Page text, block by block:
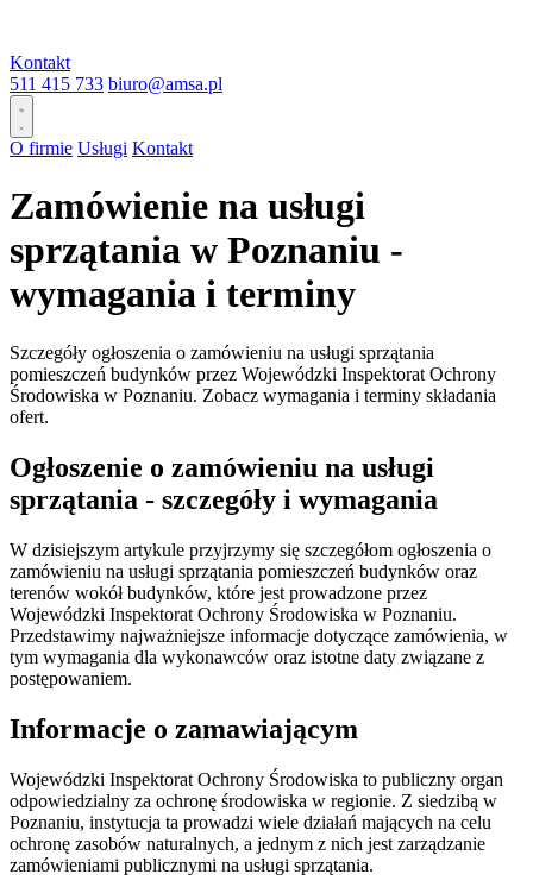
Kontakt
511 415 733 biuro@amsa.pl
O firmie Usługi Kontakt
Zamówienie na usługi
sprzątania w Poznaniu -
wymagania i terminy
Szczegóły ogłoszenia o zamówieniu na usługi sprzątania
pomieszczeń budynków przez Wojewódzki Inspektorat Ochrony
Środowiska w Poznaniu. Zobacz wymagania i terminy składania
ofert.
Ogłoszenie o zamówieniu na usługi
sprzątania - szczegóły i wymagania
W dzisiejszym artykule przyjrzymy się szczegółom ogłoszenia o
zamówieniu na usługi sprzątania pomieszczeń budynków oraz
terenów wokół budynków, które jest prowadzone przez
Wojewódzki Inspektorat Ochrony Środowiska w Poznaniu.
Przedstawimy najważniejsze informacje dotyczące zamówienia, w
tym wymagania dla wykonawców oraz istotne daty związane z
postępowaniem.
Informacje o zamawiającym
Wojewódzki Inspektorat Ochrony Środowiska to publiczny organ
odpowiedzialny za ochronę środowiska w regionie. Z siedzibą w
Poznaniu, instytucja ta prowadzi wiele działań mających na celu
ochronę zasobów naturalnych, a jednym z nich jest zarządzanie
zamówieniami publicznymi na usługi sprzątania.